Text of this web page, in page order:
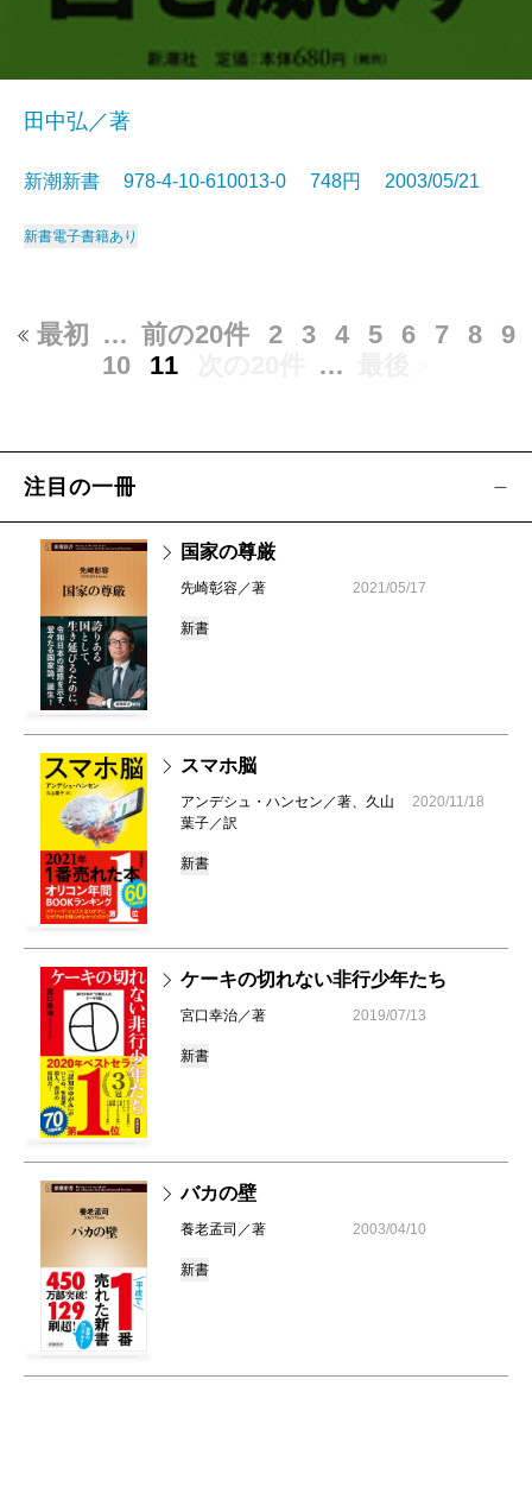
田中弘／著
新潮新書 978-4-10-610013-0 748円 2003/05/21
新書電子書籍あり
最初 … 前の20件 2 3 4 5 6 7 8
9
10
11 …
注目の一冊
国家の尊厳
先崎彰容／著 2021/05/17
新書
スマホ脳
アンデシュ・ハンセン／著、久山
葉子／訳
2020/11/18
新書
ケーキの切れない非行少年たち
宮口幸治／著 2019/07/13
新書
バカの壁
養老孟司／著 2003/04/10
新書